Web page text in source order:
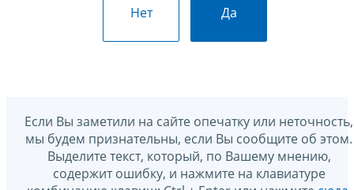
Нет Да
Если Вы заметили на сайте опечатку или неточность,
мы будем признательны, если Вы сообщите об этом.
Выделите текст, который, по Вашему мнению,
содержит ошибку, и нажмите на клавиатуре